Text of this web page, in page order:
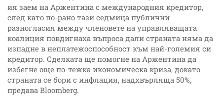
ия заем на Аржентина с международния кредитор,
след като по-рано тази седмица публични
разногласия между членовете на управляващата
коалиция повдигнаха въпроса дали страната няма да
изпадне в неплатежоспособност към най-големия си
кредитор. Сделката ще помогне на Аржентина да
избегне още по-тежка икономическа криза, докато
страната се бори с инфлация, надхвърляща 50%,
предава Bloomberg.